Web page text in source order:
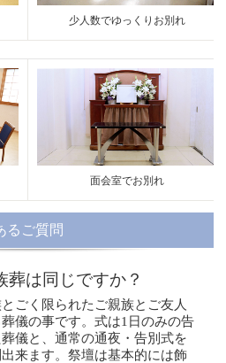
少人数でゆっくりお別れ
面会室でお別れ
るご質問
葬は同じですか？
ごく限られたご親族とご友人
儀の事です。式は1日のみの告
儀と、通常の通夜・告別式を
来ます。祭壇は基本的には飾